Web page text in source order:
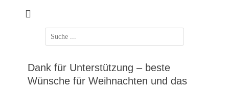
Suchen
nach:
Dank für Unterstützung – beste
Wünsche für Weihnachten und das